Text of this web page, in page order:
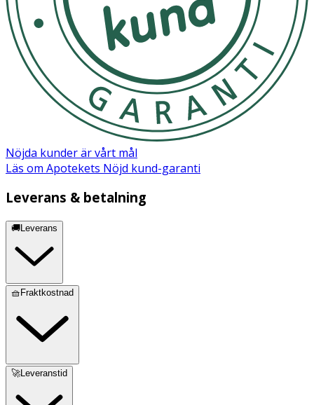
Nöjda kunder är vårt mål
Läs om Apotekets Nöjd kund-garanti
Leverans & betalning
🚚Leverans
🧺Fraktkostnad
🚀Leveranstid